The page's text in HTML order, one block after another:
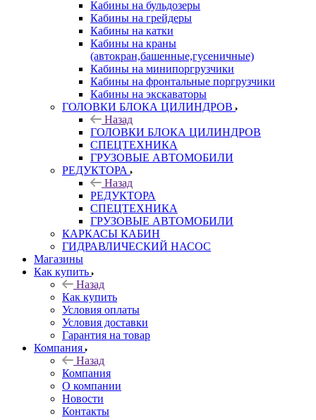
Кабины на бульдозеры
Кабины на грейдеры
Кабины на катки
Кабины на краны
(автокран,башенные,гусеничные)
Кабины на минипоргрузчики
Кабины на фронтальные поргрузчики
Кабины на экскаваторы
ГОЛОВКИ БЛОКА ЦИЛИНДРОВ
Назад
ГОЛОВКИ БЛОКА ЦИЛИНДРОВ
СПЕЦТЕХНИКА
ГРУЗОВЫЕ АВТОМОБИЛИ
РЕДУКТОРА
Назад
РЕДУКТОРА
СПЕЦТЕХНИКА
ГРУЗОВЫЕ АВТОМОБИЛИ
КАРКАСЫ КАБИН
ГИДРАВЛИЧЕСКИЙ НАСОС
Магазины
Как купить
Назад
Как купить
Условия оплаты
Условия доставки
Гарантия на товар
Компания
Назад
Компания
О компании
Новости
Контакты